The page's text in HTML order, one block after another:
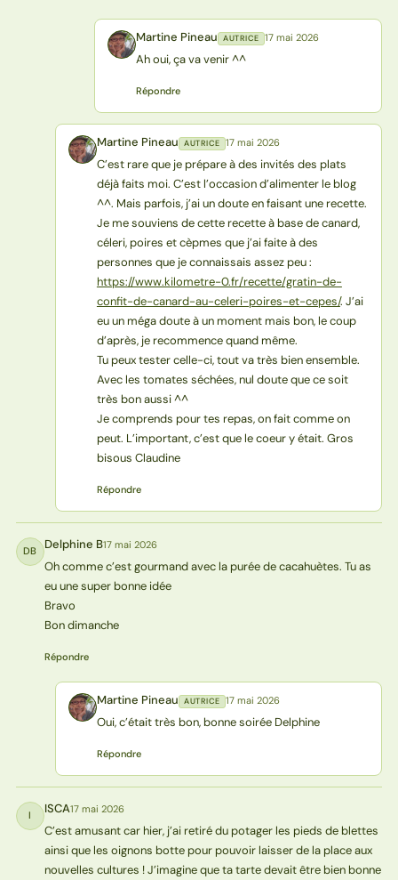
MP Martine Pineau AUTRICE 17 mai 2026
Ah oui, ça va venir ^^
Répondre
MP Martine Pineau AUTRICE 17 mai 2026
C’est rare que je prépare à des invités des plats
déjà faits moi. C’est l’occasion d’alimenter le blog
^^. Mais parfois, j’ai un doute en faisant une recette.
Je me souviens de cette recette à base de canard,
céleri, poires et cèpmes que j’ai faite à des
personnes que je connaissais assez peu :
https://www.kilometre-0.fr/recette/gratin-de-
confit-de-canard-au-celeri-poires-et-cepes/. J’ai
eu un méga doute à un moment mais bon, le coup
d’après, je recommence quand même.
Tu peux tester celle-ci, tout va très bien ensemble.
Avec les tomates séchées, nul doute que ce soit
très bon aussi ^^
Je comprends pour tes repas, on fait comme on
peut. L’important, c’est que le coeur y était. Gros
bisous Claudine
Répondre
DB Delphine B17 mai 2026
Oh comme c’est gourmand avec la purée de cacahuètes. Tu as
eu une super bonne idée
Bravo
Bon dimanche
Répondre
MP Martine Pineau AUTRICE 17 mai 2026
Oui, c’était très bon, bonne soirée Delphine
Répondre
I ISCA17 mai 2026
C’est amusant car hier, j’ai retiré du potager les pieds de blettes
ainsi que les oignons botte pour pouvoir laisser de la place aux
nouvelles cultures ! J’imagine que ta tarte devait être bien bonne